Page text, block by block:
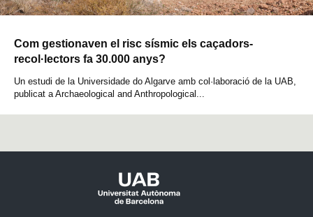
Com gestionaven el risc sísmic els caçadors-
recol·lectors fa 30.000 anys?
Un estudi de la Universidade do Algarve amb col·laboració de la UAB,
publicat a Archaeological and Anthropological...